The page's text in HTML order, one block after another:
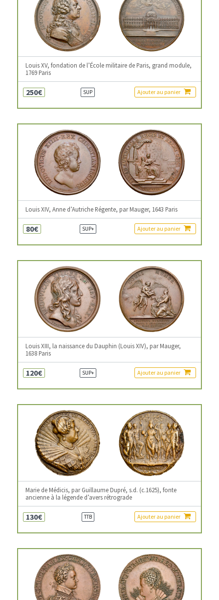
Louis XV, fondation de l’École militaire de Paris, grand module,
1769 Paris
250€ SUP Ajouter au panier
Louis XIV, Anne d’Autriche Régente, par Mauger, 1643 Paris
80€ SUP+ Ajouter au panier
Louis XIII, la naissance du Dauphin (Louis XIV), par Mauger,
1638 Paris
120€ SUP+ Ajouter au panier
Marie de Médicis, par Guillaume Dupré, s.d. (c.1625), fonte
ancienne à la légende d’avers rétrograde
130€ TTB Ajouter au panier